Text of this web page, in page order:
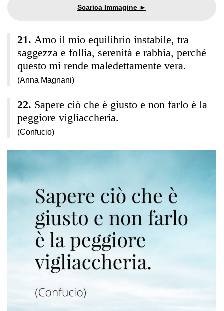
Amo il mio equilibrio instabile, tra
saggezza e follia, serenità e rabbia, perché
questo mi rende maledettamente vera.
(Anna Magnani)
Sapere ciò che è giusto e non farlo è la
peggiore vigliaccheria.
(Confucio)